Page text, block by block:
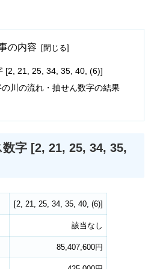
の内容
[2, 21, 25, 34, 35, 40, (6)]
川の流れ・抽せん数字の結果
字 [2, 21, 25, 34, 35,
[2, 21, 25, 34, 35, 40, (6)]
該当なし
85,407,600円